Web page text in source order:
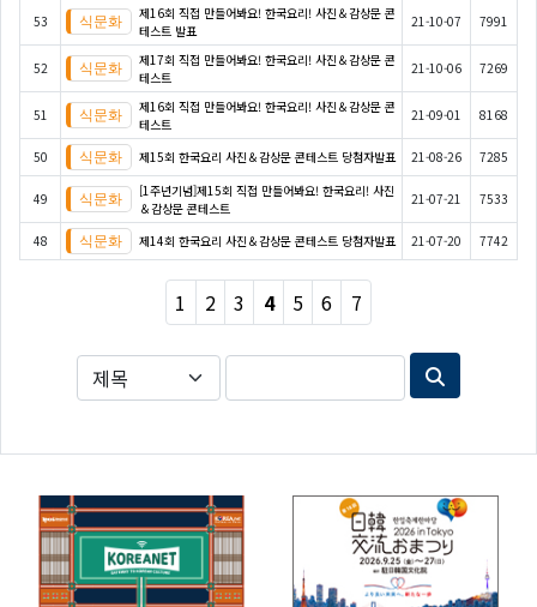
53
제16회 직접 만들어봐요! 한국요리! 사진＆감상문 콘
테스트 발표
21-10-07 7991
52
제17회 직접 만들어봐요! 한국요리! 사진＆감상문 콘
테스트
21-10-06 7269
51
제16회 직접 만들어봐요! 한국요리! 사진＆감상문 콘
테스트
21-09-01 8168
50 제15회 한국요리 사진＆감상문 콘테스트 당첨자발표 21-08-26 7285
49
[1주년기념]제15회 직접 만들어봐요! 한국요리! 사진
＆감상문 콘테스트
21-07-21 7533
48 제14회 한국요리 사진＆감상문 콘테스트 당첨자발표 21-07-20 7742
1 2 3 4 5 6 7